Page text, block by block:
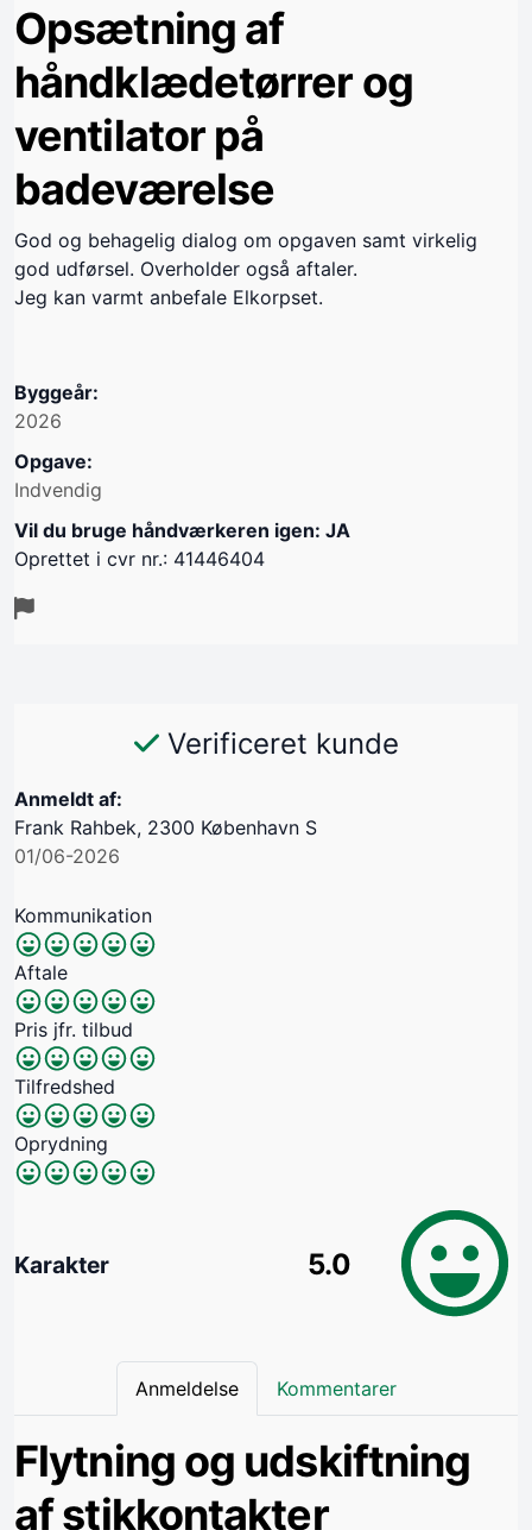
Opsætning af
håndklædetørrer og
ventilator på
badeværelse
God og behagelig dialog om opgaven samt virkelig
god udførsel. Overholder også aftaler.
Jeg kan varmt anbefale Elkorpset.
Byggeår:
2026
Opgave:
Indvendig
Vil du bruge håndværkeren igen: JA
Oprettet i cvr nr.: 41446404
Verificeret kunde
Anmeldt af:
Frank Rahbek, 2300 København S
01/06-2026
Kommunikation
Aftale
Pris jfr. tilbud
Tilfredshed
Oprydning
Karakter 5.0
Anmeldelse Kommentarer
Flytning og udskiftning
af stikkontakter